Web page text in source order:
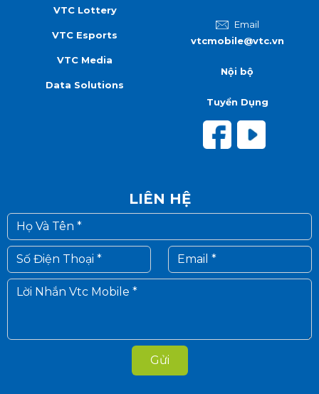
VTC Lottery
VTC Esports
VTC Media
Data Solutions
Email
vtcmobile@vtc.vn
Nội bộ
Tuyển Dụng
LIÊN HỆ
Gửi